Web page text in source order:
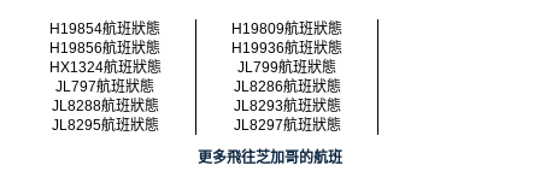
H19854航班狀態
H19809航班狀態
H19856航班狀態
H19936航班狀態
HX1324航班狀態
JL799航班狀態
JL797航班狀態
JL8286航班狀態
JL8288航班狀態
JL8293航班狀態
JL8295航班狀態
JL8297航班狀態
更多飛往芝加哥的航班